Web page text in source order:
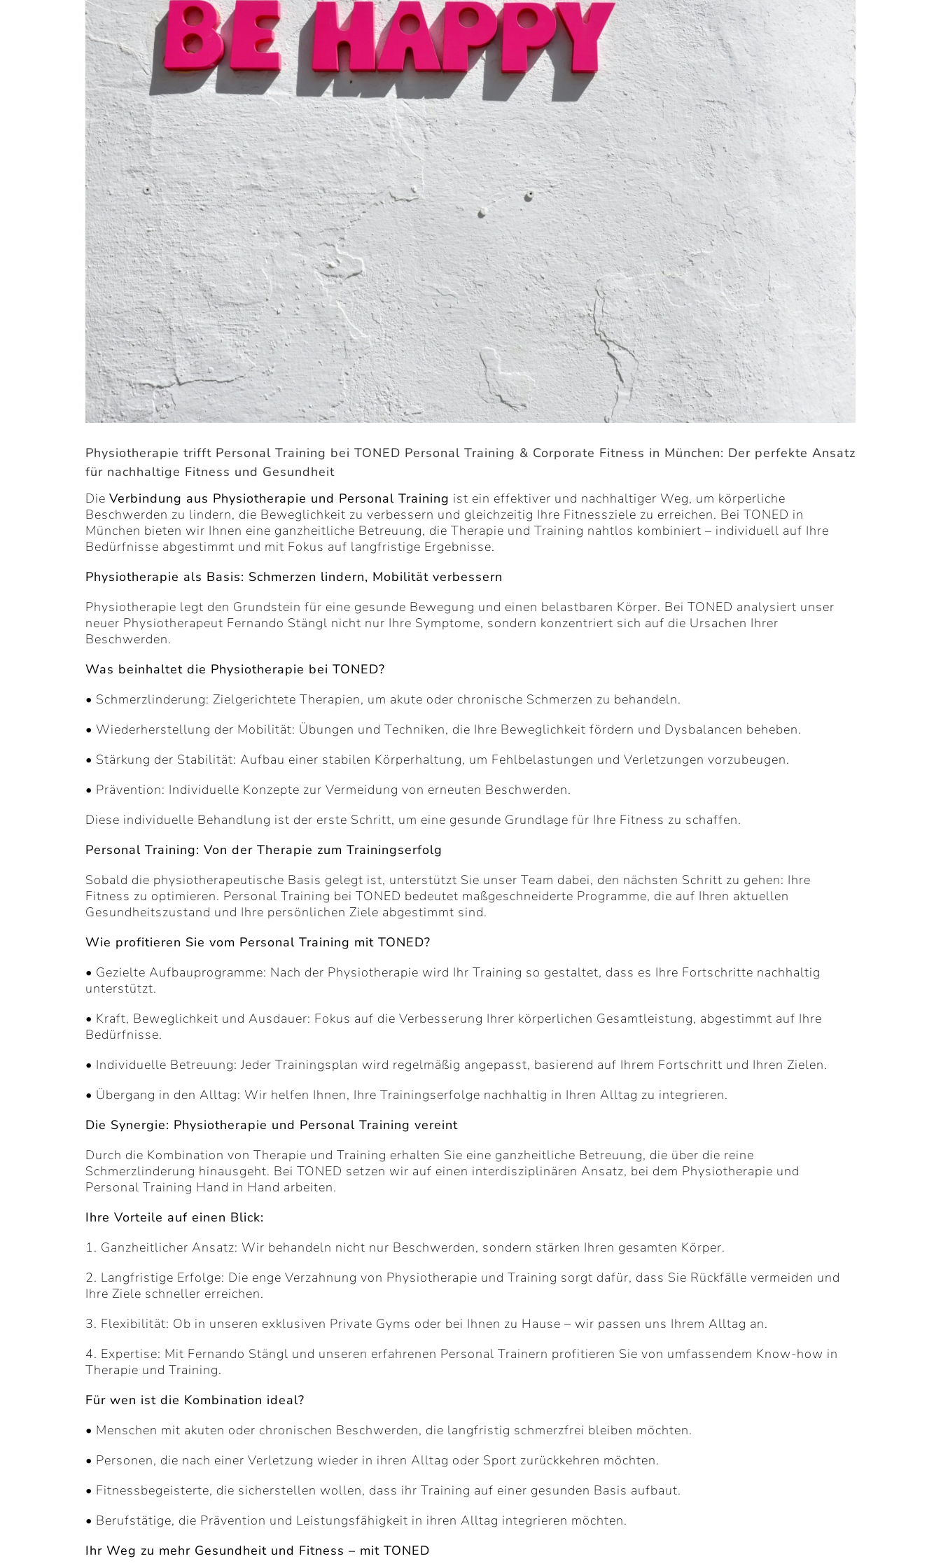
Physiotherapie trifft Personal Training bei TONED Personal Training & Corporate Fitness in München: Der perfekte Ansatz
für nachhaltige Fitness und Gesundheit
Die Verbindung aus Physiotherapie und Personal Training ist ein effektiver und nachhaltiger Weg, um körperliche
Beschwerden zu lindern, die Beweglichkeit zu verbessern und gleichzeitig Ihre Fitnessziele zu erreichen. Bei TONED in
München bieten wir Ihnen eine ganzheitliche Betreuung, die Therapie und Training nahtlos kombiniert – individuell auf Ihre
Bedürfnisse abgestimmt und mit Fokus auf langfristige Ergebnisse.
Physiotherapie als Basis: Schmerzen lindern, Mobilität verbessern
Physiotherapie legt den Grundstein für eine gesunde Bewegung und einen belastbaren Körper. Bei TONED analysiert unser
neuer Physiotherapeut Fernando Stängl nicht nur Ihre Symptome, sondern konzentriert sich auf die Ursachen Ihrer
Beschwerden.
Was beinhaltet die Physiotherapie bei TONED?
• Schmerzlinderung: Zielgerichtete Therapien, um akute oder chronische Schmerzen zu behandeln.
• Wiederherstellung der Mobilität: Übungen und Techniken, die Ihre Beweglichkeit fördern und Dysbalancen beheben.
• Stärkung der Stabilität: Aufbau einer stabilen Körperhaltung, um Fehlbelastungen und Verletzungen vorzubeugen.
• Prävention: Individuelle Konzepte zur Vermeidung von erneuten Beschwerden.
Diese individuelle Behandlung ist der erste Schritt, um eine gesunde Grundlage für Ihre Fitness zu schaffen.
Personal Training: Von der Therapie zum Trainingserfolg
Sobald die physiotherapeutische Basis gelegt ist, unterstützt Sie unser Team dabei, den nächsten Schritt zu gehen: Ihre
Fitness zu optimieren. Personal Training bei TONED bedeutet maßgeschneiderte Programme, die auf Ihren aktuellen
Gesundheitszustand und Ihre persönlichen Ziele abgestimmt sind.
Wie profitieren Sie vom Personal Training mit TONED?
• Gezielte Aufbauprogramme: Nach der Physiotherapie wird Ihr Training so gestaltet, dass es Ihre Fortschritte nachhaltig
unterstützt.
• Kraft, Beweglichkeit und Ausdauer: Fokus auf die Verbesserung Ihrer körperlichen Gesamtleistung, abgestimmt auf Ihre
Bedürfnisse.
• Individuelle Betreuung: Jeder Trainingsplan wird regelmäßig angepasst, basierend auf Ihrem Fortschritt und Ihren Zielen.
• Übergang in den Alltag: Wir helfen Ihnen, Ihre Trainingserfolge nachhaltig in Ihren Alltag zu integrieren.
Die Synergie: Physiotherapie und Personal Training vereint
Durch die Kombination von Therapie und Training erhalten Sie eine ganzheitliche Betreuung, die über die reine
Schmerzlinderung hinausgeht. Bei TONED setzen wir auf einen interdisziplinären Ansatz, bei dem Physiotherapie und
Personal Training Hand in Hand arbeiten.
Ihre Vorteile auf einen Blick:
1. Ganzheitlicher Ansatz: Wir behandeln nicht nur Beschwerden, sondern stärken Ihren gesamten Körper.
2. Langfristige Erfolge: Die enge Verzahnung von Physiotherapie und Training sorgt dafür, dass Sie Rückfälle vermeiden und
Ihre Ziele schneller erreichen.
3. Flexibilität: Ob in unseren exklusiven Private Gyms oder bei Ihnen zu Hause – wir passen uns Ihrem Alltag an.
4. Expertise: Mit Fernando Stängl und unseren erfahrenen Personal Trainern profitieren Sie von umfassendem Know-how in
Therapie und Training.
Für wen ist die Kombination ideal?
• Menschen mit akuten oder chronischen Beschwerden, die langfristig schmerzfrei bleiben möchten.
• Personen, die nach einer Verletzung wieder in ihren Alltag oder Sport zurückkehren möchten.
• Fitnessbegeisterte, die sicherstellen wollen, dass ihr Training auf einer gesunden Basis aufbaut.
• Berufstätige, die Prävention und Leistungsfähigkeit in ihren Alltag integrieren möchten.
Ihr Weg zu mehr Gesundheit und Fitness – mit TONED